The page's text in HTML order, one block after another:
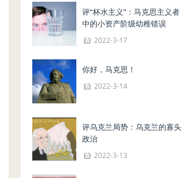
评“杯水主义”：马克思主义者
中的小资产阶级幼稚错误
2022-3-17
你好，马克思！
2022-3-14
评乌克兰局势：乌克兰的寡头
政治
2022-3-13